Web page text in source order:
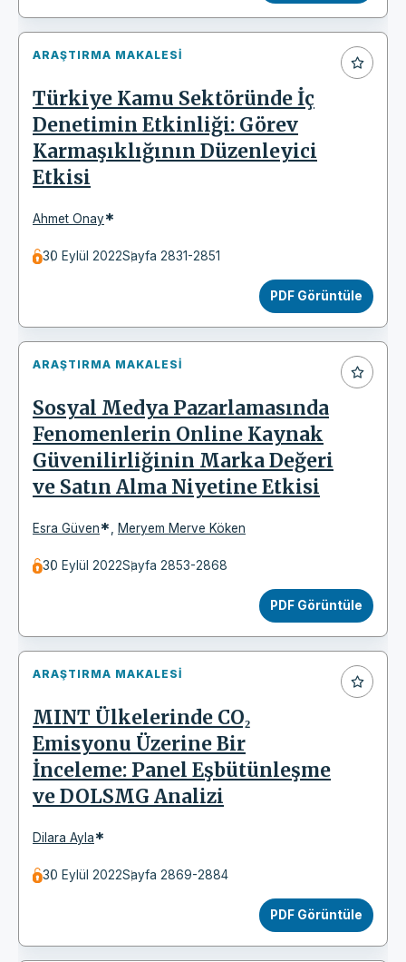
ARAŞTIRMA MAKALESI
Türkiye Kamu Sektöründe İç
Denetimin Etkinliği: Görev
Karmaşıklığının Düzenleyici
Etkisi
Ahmet Onay*
30 Eylül 2022Sayfa 2831-2851
PDF Görüntüle
ARAŞTIRMA MAKALESI
Sosyal Medya Pazarlamasında
Fenomenlerin Online Kaynak
Güvenilirliğinin Marka Değeri
ve Satın Alma Niyetine Etkisi
Esra Güven* Meryem Merve Köken
30 Eylül 2022Sayfa 2853-2868
PDF Görüntüle
ARAŞTIRMA MAKALESI
MINT Ülkelerinde CO₂
Emisyonu Üzerine Bir
İnceleme: Panel Eşbütünleşme
ve DOLSMG Analizi
Dilara Ayla*
30 Eylül 2022Sayfa 2869-2884
PDF Görüntüle